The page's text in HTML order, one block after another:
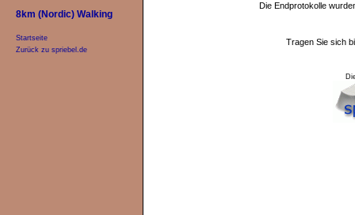
8km (Nordic) Walking
Startseite
Zurück zu spriebel.de
Die Endprotokolle
Tragen Sie sich